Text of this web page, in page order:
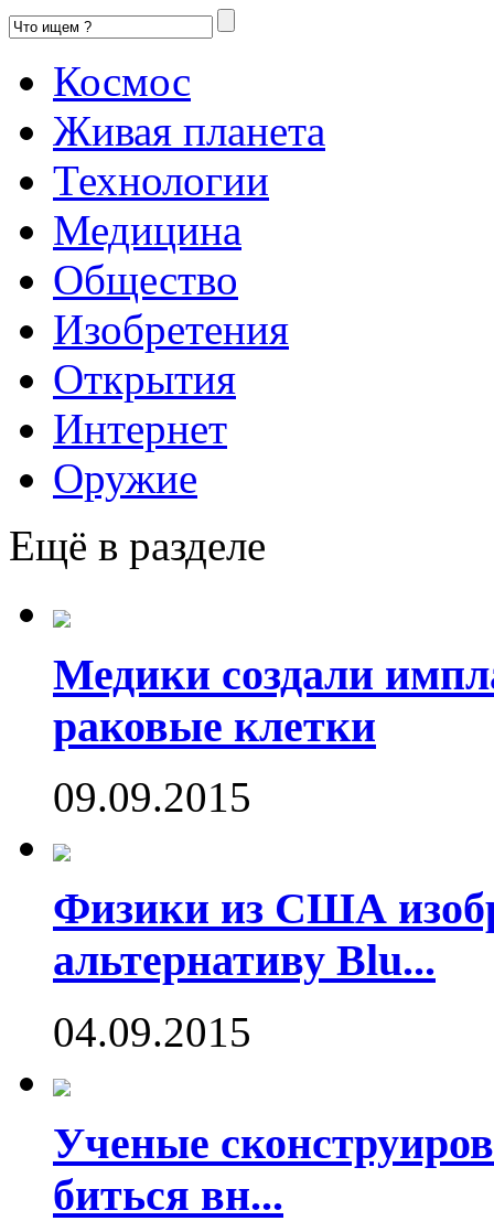
Космос
Живая планета
Технологии
Медицина
Общество
Изобретения
Открытия
Интернет
Оружие
Ещё в разделе
Медики создали
раковые клетки
09.09.2015
Физики из США
альтернативу Blu...
04.09.2015
Ученые
биться вн...